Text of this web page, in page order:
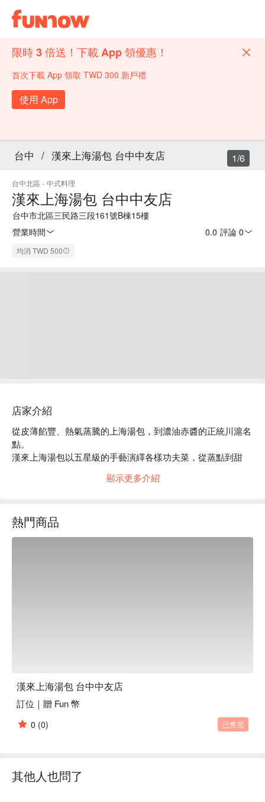
限時 3 倍送！下載 App 領優惠！
首次下載 App 領取 TWD 300 新戶禮
使用 App
台中 / 漢來上海湯包 台中中友店
台中北區 · 中式料理
漢來上海湯包 台中中友店
台中市北區三民路三段161號B棟15樓
營業時間
0.0 評論 0
均消 TWD 500
1/6
店家介紹
從皮薄餡豐、熱氣蒸騰的上海湯包，到濃油赤醬的正統川滬名
點。
漢來上海湯包以五星級的手藝演繹各樣功夫菜，從蒸點到甜
顯示更多介紹
熱門商品
漢來上海湯包 台中中友店
訂位｜贈 Fun 幣
0 (0) 已售完
其他人也問了